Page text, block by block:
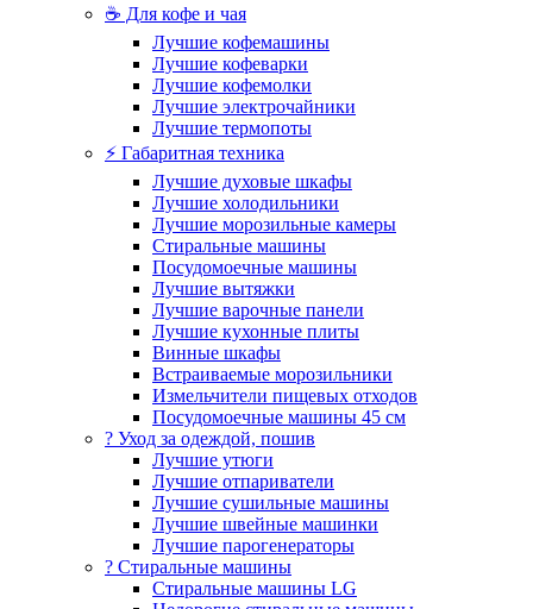
☕ Для кофе и чая
Лучшие кофемашины
Лучшие кофеварки
Лучшие кофемолки
Лучшие электрочайники
Лучшие термопоты
⚡ Габаритная техника
Лучшие духовые шкафы
Лучшие холодильники
Лучшие морозильные камеры
Стиральные машины
Посудомоечные машины
Лучшие вытяжки
Лучшие варочные панели
Лучшие кухонные плиты
Винные шкафы
Встраиваемые морозильники
Измельчители пищевых отходов
Посудомоечные машины 45 см
? Уход за одеждой, пошив
Лучшие утюги
Лучшие отпариватели
Лучшие сушильные машины
Лучшие швейные машинки
Лучшие парогенераторы
? Стиральные машины
Стиральные машины LG